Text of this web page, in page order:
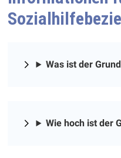
Was ist der
Wie hoch ist der